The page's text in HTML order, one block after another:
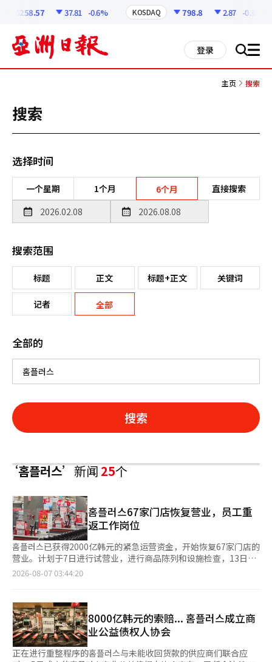
6258.57 37.81 -0.6% KOSDAQ 798.8 2.87 -0.36%
登录 搜 all
主页 搜索
搜索
选择时间
一个星期 1个月 6个月 直接搜索
搜索范围
标题 正文 标题+正文 关键词
记者 全部
全部的
搜索
‘홈플러스’新闻25个
홈플러스67家门店恢复营业，员工重
返工作岗位
홈플러스已获得2000亿韩元的紧急运营资金，开始恢复67家门店的
营业。计划于7日进行试营业，进行商品陈列和设施检查，13日正
式恢复营业。在试营业前一天的6日，首尔江东区天虎洞的홈플러
穿着홈플러스工作服的员工正在开启POS机检查结算系统。在附近
的货架上，另一名员工正在将홈플러스自有品牌(PB)“심플러
스”的商品一箱一箱地取出，填满空荡荡的货架。 食品区内约有
20名员工忙碌着，进行商品陈列、清洁货架、检查价格标签和库
存。在即食料理区，员工们也在检查烹饪设备和器具，为迎接顾客
2026-08-07 03:44:20
8000亿韩元的索赔... 홈플러스成立商
业公益债权人协会
正在进行重整程序的홈플러스与未能收回货款的供应商们联合应